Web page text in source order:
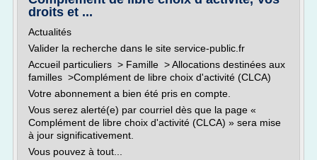
droits et ...
Actualités
Valider la recherche dans le site service-public.fr
Accueil particuliers > Famille > Allocations destinées aux
familles >Complément de libre choix d'activité (CLCA)
Votre abonnement a bien été pris en compte.
Vous serez alerté(e) par courriel dès que la page «
Complément de libre choix d'activité (CLCA) » sera mise
à jour significativement.
Vous pouvez à tout...